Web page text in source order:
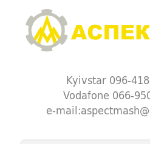
Kyivstar 096-
Vodafone 066-
e-